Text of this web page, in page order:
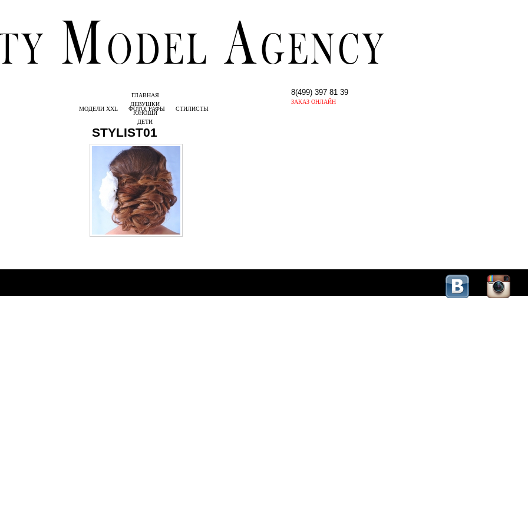
8(499) 397 81 39
ЗАКАЗ ОНЛАЙН
ГЛАВНАЯ
ДЕВУШКИ
ЮНОШИ
ДЕТИ
МОДЕЛИ XXL ФОТОГРАФЫ СТИЛИСТЫ
STYLIST01